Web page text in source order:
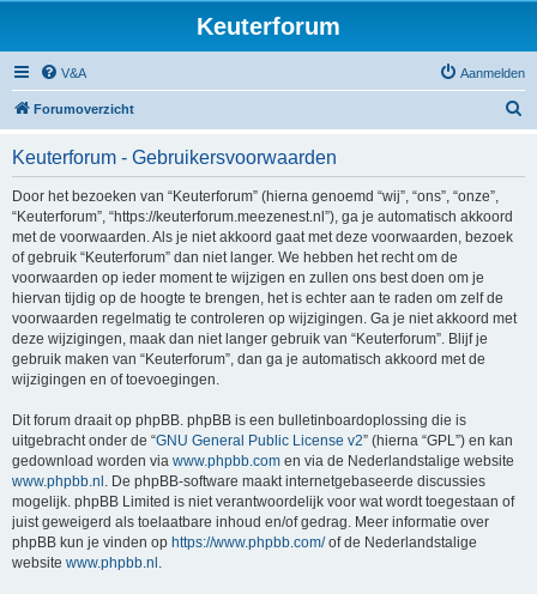
Keuterforum
V&A Aanmelden
Forumoverzicht
Keuterforum - Gebruikersvoorwaarden
Door het bezoeken van “Keuterforum” (hierna genoemd “wij”, “ons”, “onze”,
“Keuterforum”, “https://keuterforum.meezenest.nl”), ga je automatisch akkoord
met de voorwaarden. Als je niet akkoord gaat met deze voorwaarden, bezoek
of gebruik “Keuterforum” dan niet langer. We hebben het recht om de
voorwaarden op ieder moment te wijzigen en zullen ons best doen om je
hiervan tijdig op de hoogte te brengen, het is echter aan te raden om zelf de
voorwaarden regelmatig te controleren op wijzigingen. Ga je niet akkoord met
deze wijzigingen, maak dan niet langer gebruik van “Keuterforum”. Blijf je
gebruik maken van “Keuterforum”, dan ga je automatisch akkoord met de
wijzigingen en of toevoegingen.
Dit forum draait op phpBB. phpBB is een bulletinboardoplossing die is
uitgebracht onder de “GNU General Public License v2” (hierna “GPL”) en kan
gedownload worden via www.phpbb.com en via de Nederlandstalige website
www.phpbb.nl . De phpBB-software maakt internetgebaseerde discussies
mogelijk. phpBB Limited is niet verantwoordelijk voor wat wordt toegestaan of
juist geweigerd als toelaatbare inhoud en/of gedrag. Meer informatie over
phpBB kun je vinden op https://www.phpbb.com/of de Nederlandstalige
website www.phpbb.nl .